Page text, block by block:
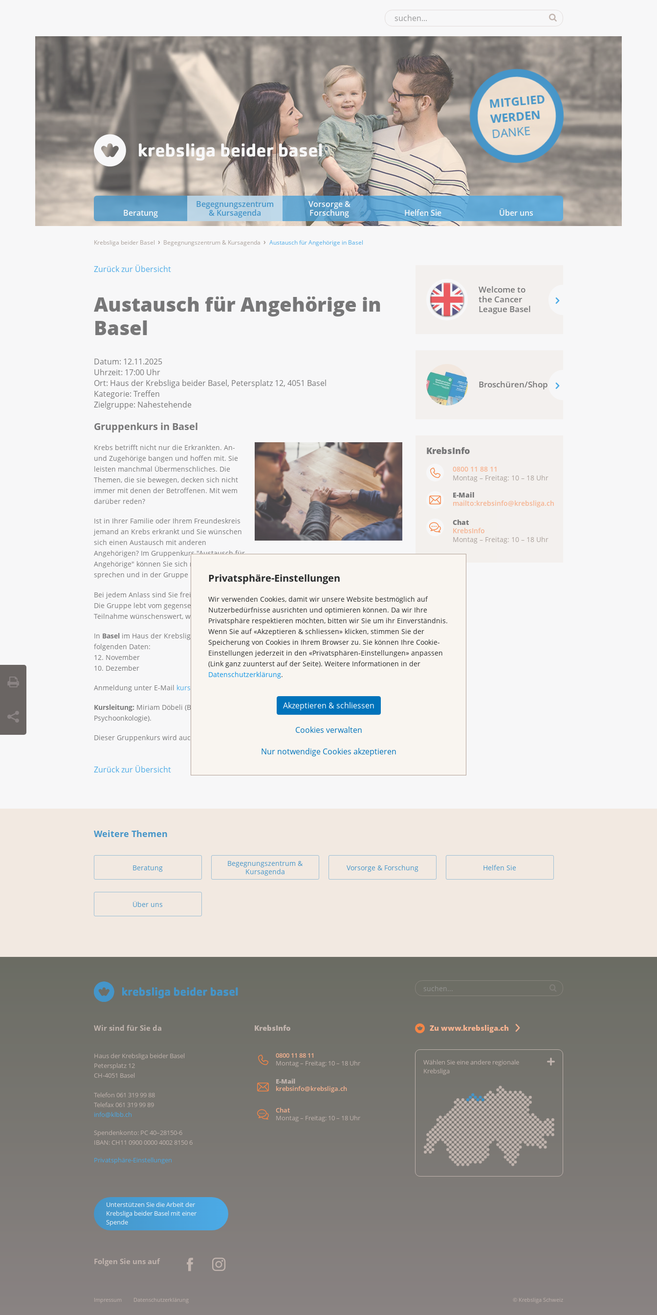
Privatsphäre-Einstellungen
Wir verwenden Cookies, damit wir unsere Website bestmöglich auf
Nutzerbedürfnisse ausrichten und optimieren können. Da wir Ihre
Privatsphäre respektieren möchten, bitten wir Sie um ihr Einverständnis.
Wenn Sie auf «Akzeptieren & schliessen» klicken, stimmen Sie der
Speicherung von Cookies in Ihrem Browser zu. Sie können Ihre Cookie-
Einstellungen jederzeit in den «Privatsphären-Einstellungen» anpassen
(Link ganz zuunterst auf der Seite). Weitere Informationen in der
Datenschutzerklärung.
Akzeptieren & schliessen
Cookies verwalten
Nur notwendige Cookies akzeptieren
MITGLIED
WERDEN
DANKE
Beratung
Begegnungszentrum
& Kursagenda
Vorsorge &
Forschung
Helfen Sie Über uns
Krebsliga beider Basel Begegnungszentrum & Kursagenda Austausch für Angehörige in Basel
Zurück zur Übersicht
Austausch für Angehörige in
Basel
Datum: 12.11.2025
Uhrzeit: 17:00 Uhr
Ort: Haus der Krebsliga beider Basel, Petersplatz 12, 4051 Basel
Kategorie: Treffen
Zielgruppe: Nahestehende
Gruppenkurs in Basel
Krebs betrifft nicht nur die Erkrankten. An-
und Zugehörige bangen und hoffen mit. Sie
leisten manchmal Übermenschliches. Die
Themen, die sie bewegen, decken sich nicht
immer mit denen der Betroffenen. Mit wem
darüber reden?
Ist in Ihrer Familie oder Ihrem Freundeskreis
jemand an Krebs erkrankt und Sie wünschen
sich einen Austausch mit anderen
Angehörigen? Im Gruppenkurs "Austausch für
Angehörige" können Sie sich mit anderen Mitbetroffenen treffen, über Ihre Themen
sprechen und in der Gruppe Unterstützung erhalten.
Bei jedem Anlass sind Sie frei und auch herzlich eingeladen, eigene Themen einzubringen.
Die Gruppe lebt vom gegenseitigen Austausch. Aus diesem Grund ist eine regelmässige
Teilnahme wünschenswert, wenn auch nicht Voraussetzung.
In Basel im Haus der Krebsliga beider Basel, jeweils amMittwoch von 17 bis 18.30 Uhran
folgenden Daten:
12. November
10. Dezember
Anmeldung unter E-Mail kurse@klbb.ch
Kursleitung: Miriam Döbeli (Beraterin Begegnungszentrum, Sozialpädagogin FH, CAS
Psychoonkologie).
Dieser Gruppenkurs wird auch in Liestal angeboten. Die Daten finden Sie in der
Zurück zur Übersicht
Welcome to
the Cancer
League Basel
Broschüren/Shop
KrebsInfo
0800 11 88 11
Montag – Freitag: 10 – 18 Uhr
E-Mail
mailto:krebsinfo@krebsliga.ch
Chat
KrebsInfo
Montag – Freitag: 10 – 18 Uhr
Weitere Themen
Beratung
Begegnungszentrum &
Kursagenda
Vorsorge & Forschung Helfen Sie
Über uns
Wir sind für Sie da
Haus der Krebsliga beider Basel
Petersplatz 12
CH-4051 Basel
Telefon 061 319 99 88
Telefax 061 319 99 89
info@klbb.ch
Spendenkonto: PC 40–28150-6
IBAN: CH11 0900 0000 4002 8150 6
Privatsphäre-Einstellungen
Unterstützen Sie die Arbeit der
Krebsliga beider Basel mit einer
Spende
KrebsInfo
0800 11 88 11
Montag – Freitag: 10 – 18 Uhr
E-Mail
krebsinfo@krebsliga.ch
Chat
Montag – Freitag: 10 – 18 Uhr
Zu www.krebsliga.ch
Wählen Sie eine andere regionale
Krebsliga
Folgen Sie uns auf
Impressum Datenschutzerklärung © Krebsliga Schweiz